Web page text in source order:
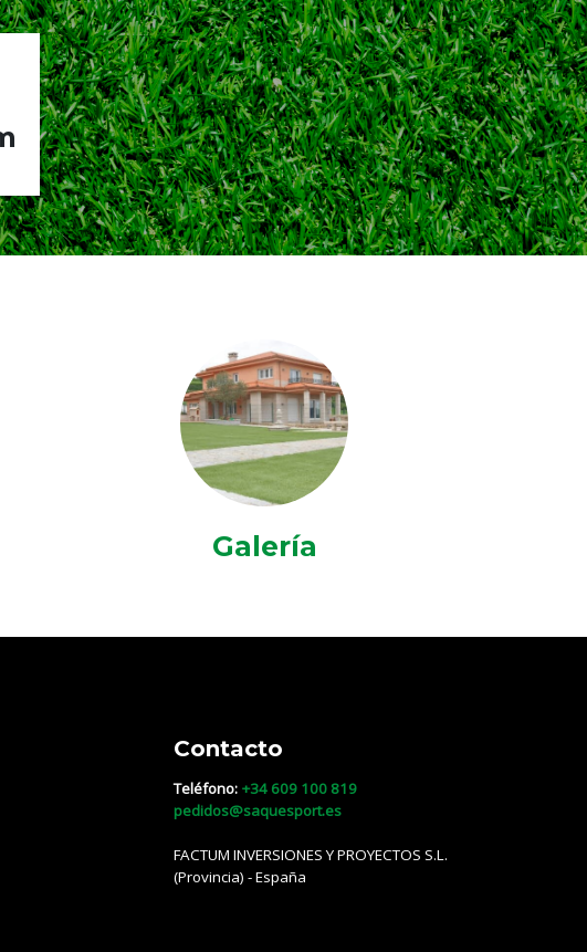
Galería
Contacto
Teléfono: +34 609 100 819
pedidos@saquesport.es
FACTUM INVERSIONES Y PROYECTOS S.L.
(Provincia) - España